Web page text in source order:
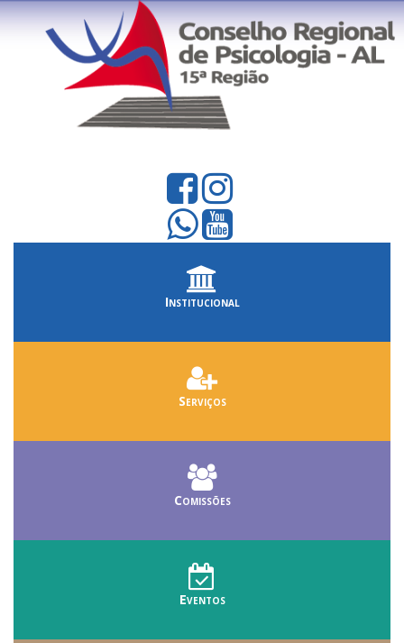
Institucional
Serviços
Comissões
Eventos